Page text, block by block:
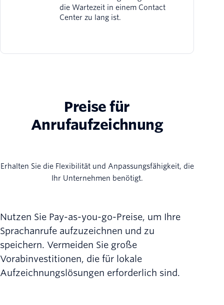
die Wartezeit in einem Contact
Center zu lang ist.
Preise für
Anrufaufzeichnung
Erhalten Sie die Flexibilität und Anpassungsfähigkeit, die
Ihr Unternehmen benötigt.
Nutzen Sie Pay-as-you-go-Preise, um Ihre
Sprachanrufe aufzuzeichnen und zu
speichern. Vermeiden Sie große
Vorabinvestitionen, die für lokale
Aufzeichnungslösungen erforderlich sind.